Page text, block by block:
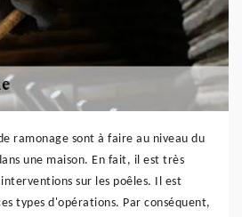
ramonage sont à faire au niveau du
une maison. En fait, il est très
sur les poêles. Il est
types d'opérations. Par conséquent,